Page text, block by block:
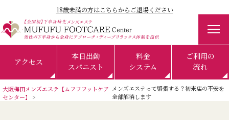
18歳未満の方はこちらからご退場ください
アクセス
本日出勤
スパニスト
料金
システム
ご利用の
流れ
大阪梅田メンズエステ【ムフフフットケア
センター】
メンズエステって緊張する？初来店の不安を
全部解消します